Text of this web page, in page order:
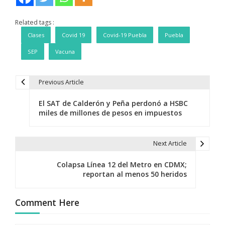
Related tags :
Clases Covid 19 Covid-19 Puebla Puebla
SEP Vacuna
c
i
Previous Article
El SAT de Calderón y Peña perdonó a HSBC
miles de millones de pesos en impuestos
Next Article
Colapsa Línea 12 del Metro en CDMX;
reportan al menos 50 heridos
Comment Here